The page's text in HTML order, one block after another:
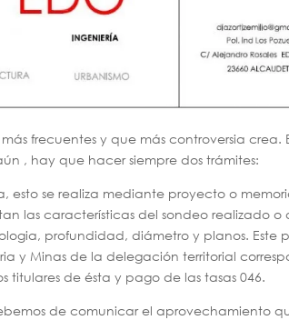
frecuentes y que más controversia
, hay que hacer siempre dos trámites:
esto se realiza mediante proyecto o
las características del sondeo realizado o
profundidad, diámetro y planos. Este
y Minas de la delegación territorial
titulares de ésta y pago de las tasas 046.
de comunicar el aprovechamiento